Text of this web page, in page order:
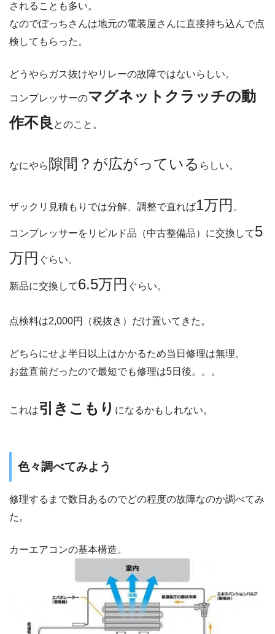
されることも多い。
なのでぼっちさんは地元の電装屋さんに直接持ち込んで点
検してもらった。
どうやらガス抜けやリレーの故障ではないらしい。
コンプレッサーのマグネットクラッチの動
作不良 とのこと。
なにやら 隙間？が広がっている らしい。
ザックリ見積もりでは分解、調整で直れば1万円 。
コンプレッサーをリビルド品（中古整備品）に交換して5
万円 ぐらい。
新品に交換して6.5万円 ぐらい。
点検料は2,000円（税抜き）だけ置いてきた。
どちらにせよ半日以上はかかるため当日修理は無理。
お盆直前だったので最短でも修理は5日後。。。
これは引きこもり になるかもしれない。
色々調べてみよう
修理するまで数日あるのでどの程度の故障なのか調べてみ
た。
カーエアコンの基本構造。